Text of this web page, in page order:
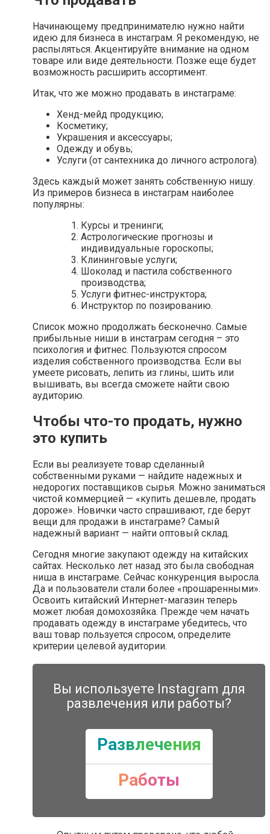
Начинающему предпринимателю нужно найти
идею для бизнеса в инстаграм. Я рекомендую, не
распыляться. Акцентируйте внимание на одном
товаре или виде деятельности. Позже еще будет
возможность расширить ассортимент.
Итак, что же можно продавать в инстаграме:
Хенд-мейд продукцию;
Косметику;
Украшения и аксессуары;
Одежду и обувь;
Услуги (от сантехника до личного астролога).
Здесь каждый может занять собственную нишу.
Из примеров бизнеса в инстаграм наиболее
популярны:
Курсы и тренинги;
Астрологические прогнозы и
индивидуальные гороскопы;
Клининговые услуги;
Шоколад и пастила собственного
производства;
Услуги фитнес-инструктора;
Инструктор по позированию.
Список можно продолжать бесконечно. Самые
прибыльные ниши в инстаграм сегодня – это
психология и фитнес. Пользуются спросом
изделия собственного производства. Если вы
умеете рисовать, лепить из глины, шить или
вышивать, вы всегда сможете найти свою
аудиторию.
Чтобы что-то продать, нужно
это купить
Если вы реализуете товар сделанный
собственными руками — найдите надежных и
недорогих поставщиков сырья. Можно заниматься
чистой коммерцией — «купить дешевле, продать
дороже». Новички часто спрашивают, где берут
вещи для продажи в инстаграме? Самый
надежный вариант — найти оптовый склад.
Сегодня многие закупают одежду на китайских
сайтах. Несколько лет назад это была свободная
ниша в инстаграме. Сейчас конкуренция выросла.
Да и пользователи стали более «прошаренными».
Освоить китайский Интернет-магазин теперь
может любая домохозяйка. Прежде чем начать
продавать одежду в инстаграме убедитесь, что
ваш товар пользуется спросом, определите
критерии целевой аудитории.
Вы используете Instagram для
развлечения или работы?
Развлечения
Работы